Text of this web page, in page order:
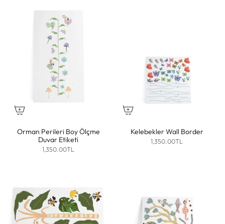
Orman Perileri Boy Ölçme
Duvar Etiketi
1,350.00TL
Kelebekler Wall Border
1,350.00TL